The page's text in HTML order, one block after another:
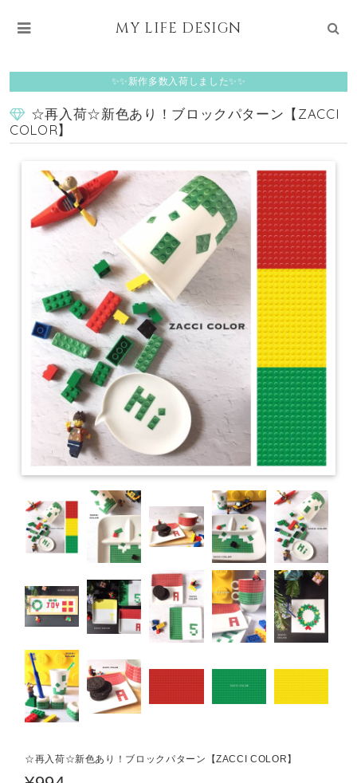
MY LIFE DESIGN
✨✨新作多数入荷しました✨✨
☆再入荷☆新色あり！ブロックパターン【ZACCI
COLOR】
☆再入荷☆新色あり！ブロックパターン【ZACCI COLOR】